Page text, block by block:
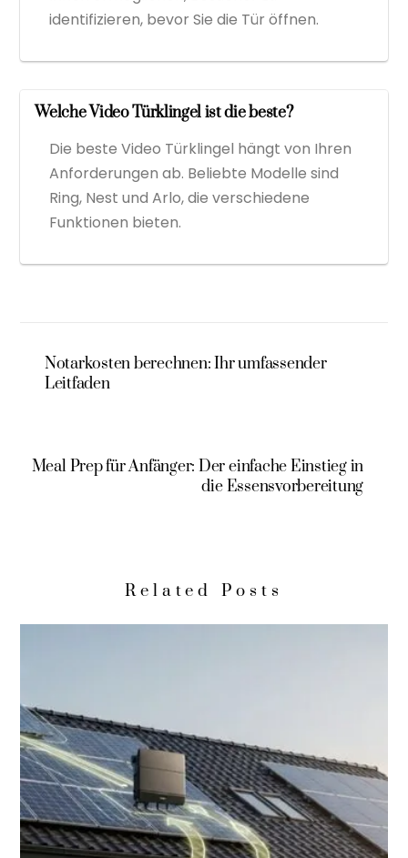
identifizieren, bevor Sie die Tür öffnen.
Welche Video Türklingel ist die beste?
Die beste Video Türklingel hängt von Ihren
Anforderungen ab. Beliebte Modelle sind
Ring, Nest und Arlo, die verschiedene
Funktionen bieten.
Notarkosten berechnen: Ihr umfassender
Leitfaden
Meal Prep für Anfänger: Der einfache Einstieg in
die Essensvorbereitung
Related Posts